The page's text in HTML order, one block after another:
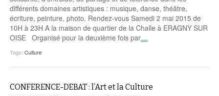
différents domaines artistiques : musique, danse, théâtre,
écriture, peinture, photo. Rendez-vous Samedi 2 mai 2015 de
10H à 23H A la maison de quartier de la Challe à ERAGNY SUR
OISE Organisé pour la deuxième fois par…
Tags: Culture
CONFERENCE-DEBAT : l’Art et la Culture